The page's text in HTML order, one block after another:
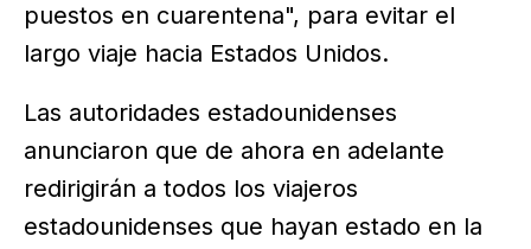
puestos en cuarentena", para evitar el
largo viaje hacia Estados Unidos.
Las autoridades estadounidenses
anunciaron que de ahora en adelante
redirigirán a todos los viajeros
estadounidenses que hayan estado en la